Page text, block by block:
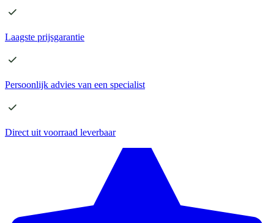
Laagste prijsgarantie
Persoonlijk advies van een specialist
Direct uit voorraad leverbaar